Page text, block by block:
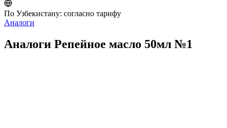
По Узбекистану: согласно тарифу
Аналоги
Аналоги Репейное масло 50мл №1